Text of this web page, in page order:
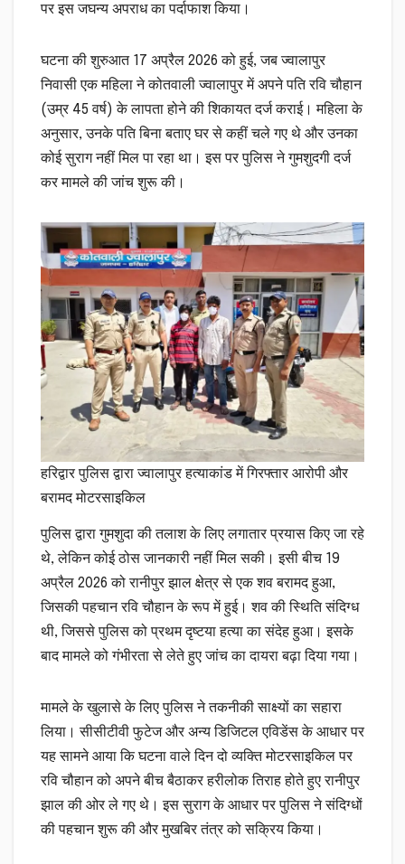
पर इस जघन्य अपराध का पर्दाफाश किया।
घटना की शुरुआत 17 अप्रैल 2026 को हुई, जब ज्वालापुर
निवासी एक महिला ने कोतवाली ज्वालापुर में अपने पति रवि चौहान
(उम्र 45 वर्ष) के लापता होने की शिकायत दर्ज कराई। महिला के
अनुसार, उनके पति बिना बताए घर से कहीं चले गए थे और उनका
कोई सुराग नहीं मिल पा रहा था। इस पर पुलिस ने गुमशुदगी दर्ज
कर मामले की जांच शुरू की।
हरिद्वार पुलिस द्वारा ज्वालापुर हत्याकांड में गिरफ्तार आरोपी और
बरामद मोटरसाइकिल
पुलिस द्वारा गुमशुदा की तलाश के लिए लगातार प्रयास किए जा रहे
थे, लेकिन कोई ठोस जानकारी नहीं मिल सकी। इसी बीच 19
अप्रैल 2026 को रानीपुर झाल क्षेत्र से एक शव बरामद हुआ,
जिसकी पहचान रवि चौहान के रूप में हुई। शव की स्थिति संदिग्ध
थी, जिससे पुलिस को प्रथम दृष्टया हत्या का संदेह हुआ। इसके
बाद मामले को गंभीरता से लेते हुए जांच का दायरा बढ़ा दिया गया।
मामले के खुलासे के लिए पुलिस ने तकनीकी साक्ष्यों का सहारा
लिया। सीसीटीवी फुटेज और अन्य डिजिटल एविडेंस के आधार पर
यह सामने आया कि घटना वाले दिन दो व्यक्ति मोटरसाइकिल पर
रवि चौहान को अपने बीच बैठाकर हरीलोक तिराह होते हुए रानीपुर
झाल की ओर ले गए थे। इस सुराग के आधार पर पुलिस ने संदिग्धों
की पहचान शुरू की और मुखबिर तंत्र को सक्रिय किया।